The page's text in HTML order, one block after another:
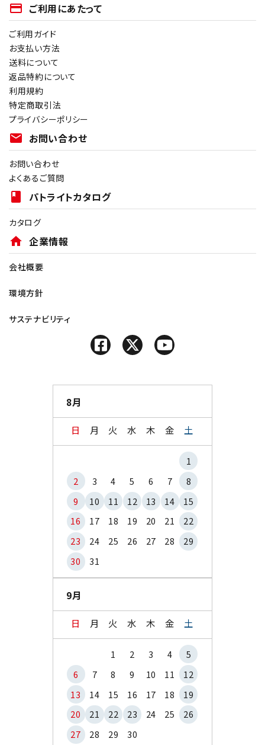
payment ご利用にあたって
ご利用ガイド
お支払い方法
送料について
返品特約について
利用規約
特定商取引法
プライバシーポリシー
mail お問い合わせ
お問い合わせ
よくあるご質問
book パトライトカタログ
カタログ
home 企業情報
会社概要
環境方針
サステナビリティ
8月
日 月 火 水 木 金 土
1
2
3 4 5 6 7
8
9
10 11 12 13 14
15
16
17 18 19 20 21
22
23
24 25 26 27 28
29
30
31
9月
日 月 火 水 木 金 土
1 2 3 4
5
6
7 8 9 10 11
12
13
14 15 16 17 18
19
20
21 22 23 24 25
26
27
28 29 30